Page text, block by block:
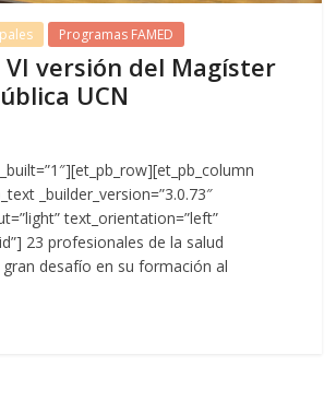
Programas FAMED
versión del Magíster
UCN
_builder_version=”3.0.73″
text_orientation=”left”
23 profesionales de la salud
desafío en su formación al